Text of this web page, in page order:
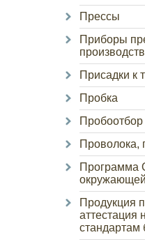
Прессы
Приборы
Присадки к
Пробка
Проволока,
Программа
Продукция
аттестация
стандартам